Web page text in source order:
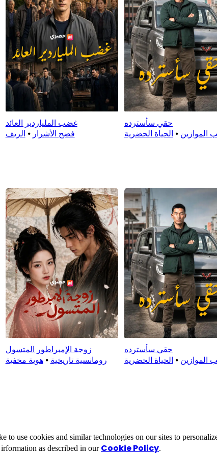
غضب الملياردير العائد
فضح الأشرار ⦁ الريف
حقي سأسترده
الموازين ⦁ الحياة الحضرية
زوجة الإمبراطور المتسول
رومانسية تاريخية ⦁هوية مخفية
حقي سأسترده
الموازين ⦁ الحياة الحضرية
to use cookies and similar technologies on our sites to
as described in our Cookie Policy.